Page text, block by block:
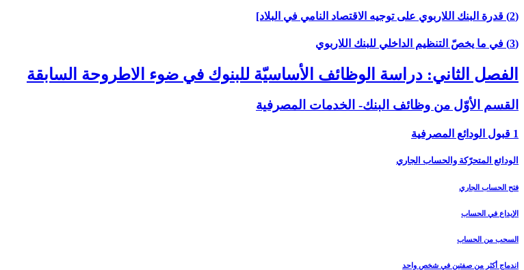
(2) قدرة البنك اللاربوي على توجيه الاقتصاد النامي في البلاد]
(3) في ما يخصّ التنظيم الداخلي للبنك اللاربوي‏
الفصل الثاني: دراسة الوظائف الأساسيّة للبنوك في ضوء الاطروحة السابقة
القسم الأوّل من وظائف البنك- الخدمات المصرفية
1 قبول الودائع المصرفية
الودائع المتحرّكة والحساب الجاري
فتح الحساب الجاري
الإيداع في الحساب
السحب من الحساب
اندماج أكثر من صفتين في شخصٍ واحد